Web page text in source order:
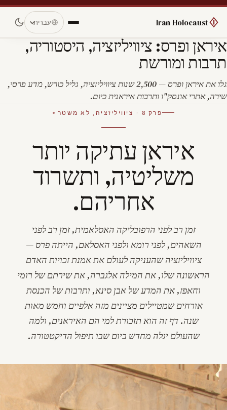
Iran Holocaust עברית
איראן ופרס: ציוויליזציה, היסטוריה,
תרבות ומורשת
גלו את איראן ופרס — 2,500 שנות ציוויליזציה, גליל כורש, מדע פרסי,
שירה, אתרי אונסק"ו ותרבות איראנית כיום.
פרק 8 · ציוויליזציה, לא משטר
איראן עתיקה יותר
משליטיה, ותשרוד
אחריהם.
זמן רב לפני הרפובליקה האסלאמית, זמן רב לפני
השאהים, לפני רומא ולפני האסלאם, הייתה פרס —
ציוויליזציה שהעניקה לעולם את אמנת זכויות האדם
הראשונה שלו, את המילהאלגברה, את שירתם של רומי
וחאפז, את המדע של אבן סינא, ותרבות של הכנסת
אורחים שמטיילים מציינים מזה אלפיים וחמש מאות
שנה. דף זה הוא תזכורת למי הם האיראנים, ולמה
שהעולם יגלה מחדש ביום שבו תיפול הדיקטטורה.